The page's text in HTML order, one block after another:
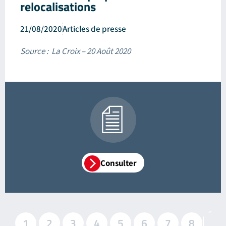
relocalisations
21/08/2020Articles de presse
Source : La Croix – 20 Août 2020
Consulter
1 2 3 4 5 6 7 8